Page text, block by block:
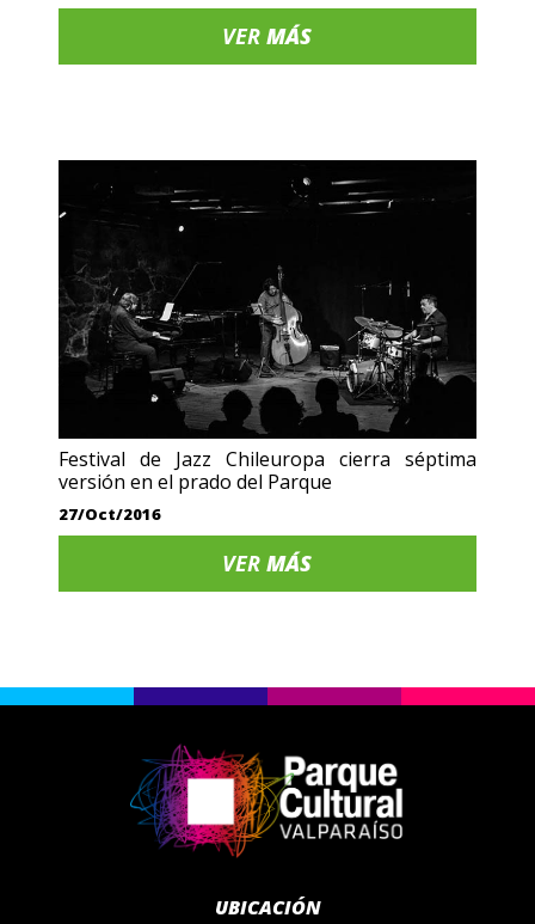
VERMÁS
Festival de Jazz Chileuropa cierra séptima
versión en el prado del Parque
27/Oct/2016
VERMÁS
UBICACIÓN